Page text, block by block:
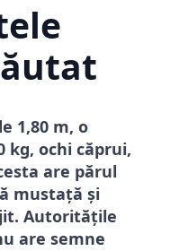
1,80 m, o
kg, ochi căprui,
are părul
mustață și
Autoritățile
are semne